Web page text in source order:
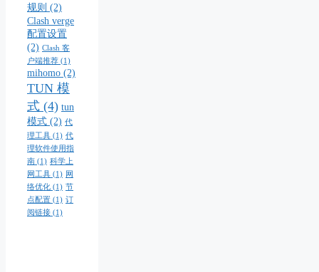
规则 (2)
Clash verge
配置设置
(2) Clash 客
户端推荐 (1)
mihomo (2)
TUN 模
式 (4) tun
模式 (2) 代
理工具 (1) 代
理软件使用指
南 (1) 科学上
网工具 (1) 网
络优化 (1) 节
点配置 (1) 订
阅链接 (1)